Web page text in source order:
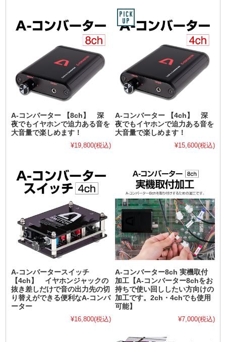
A-コンバーター 【8ch】 深
夜でもイヤホンで迫力ある音を
大音量で楽しめます！
¥19,800(税込)
A-コンバーター 【4ch】 深
夜でもイヤホンで迫力ある音を
大音量で楽しめます！
¥15,600(税込)
A-コンバータースイッチ
【4ch】 イヤホンジャックの
抜き差しだけで音の出力先の切
り替えができる便利なA-コンバ
ーター
¥16,800(税込)
A-コンバーター8ch 実機取付
加工【A-コンバーター8chをお
持ちで使い回ししたい方向けの
加工です。2ch・4chでも使用
可能】
¥7,000(税込)